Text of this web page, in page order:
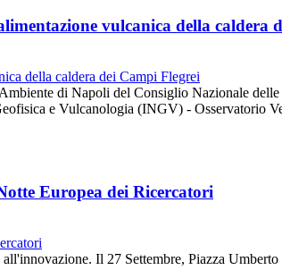
vulcanica della caldera
di Napoli del Consiglio Nazionale
e Vulcanologia (INGV) - Osservatorio
Europea dei Ricercatori
Il 27 Settembre, Piazza